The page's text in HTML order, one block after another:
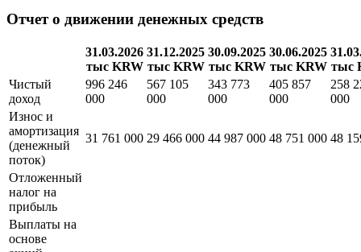
Отчет о движении денежных средств
31.03.2026
тыс KRW
31.12.2025
тыс KRW
30.09.2025
тыс KRW
30.06.2025
тыс KRW тыс
Чистый
доход
996 246
000
567 105
000
343 773
000
405 857
000
258
000
Износ и
амортизация
(денежный
поток)
31 761 000 29 466 000 44 987 000 48 751 000 48
Отложенный
налог на
прибыль
Выплаты на
основе